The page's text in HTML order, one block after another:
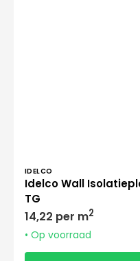
IDELCO
Idelco Wall
TG
Normale
prijs
14,22 per m2
• Op voorraad